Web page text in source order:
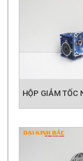
wpa); dạng
có mặt loa
nhiều
Đài Loan
UW, HMW,
lắp với
Tỷ số
dạng trục